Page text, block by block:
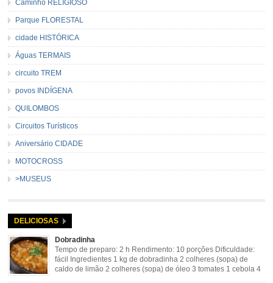
Caminho RELIGIOSO
Parque FLORESTAL
cidade HISTÓRICA
Águas TERMAIS
circuito TREM
povos INDÍGENA
QUILOMBOS
Circuitos Turísticos
Aniversário CIDADE
MOTOCROSS
>MUSEUS
DELICIOSAS
Dobradinha
Tempo de preparo: 2 h Rendimento: 10 porções Dificuldade:
fácil Ingredientes 1 kg de dobradinha 2 colheres (sopa) de
caldo de limão 2 colheres (sopa) de óleo 3 tomates 1 cebola 4